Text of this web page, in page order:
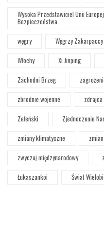
Wysoka Przedstawiciel Unii
Bezpieczeństwa
węgry
Węgrzy Zakarpaccy
Włochy
Xi Jinping
Zachodni Brzeg
zbrodnie wojenne
zdrajca
Zełeński
Zjednoczenie
zmiany klimatyczne
zwyczaj międzynarodowy
Łukaszankoi
Świat